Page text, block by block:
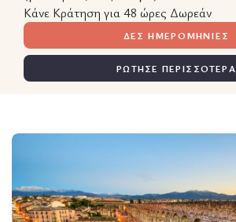
Κάνε Κράτηση για 48 ώρες Δωρεάν
ΔΕΣ ΗΜΕΡΟΜΗΝΙΕΣ
ΡΩΤΗΣΕ ΠΕΡΙΣΣΟΤΕΡΑ